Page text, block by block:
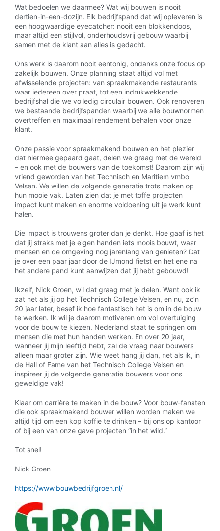
Wat bedoelen we daarmee? Wat wij bouwen is nooit
dertien-in-een-dozijn. Elk bedrijfspand dat wij opleveren is
een hoogwaardige eyecatcher: nooit een blokkendoos,
maar altijd een stijlvol, onderhoudsvrij gebouw waarbij
samen met de klant aan alles is gedacht.
Ons werk is daarom nooit eentonig, ondanks onze focus op
zakelijk bouwen. Onze planning staat altijd vol met
afwisselende projecten: van spraakmakende restaurants
waar iedereen over praat, tot een indrukwekkende
bedrijfshal die we volledig circulair bouwen. Ook renoveren
we bestaande bedrijfspanden waarbij we alle bouwnormen
overtreffen en maximaal rendement behalen voor onze
klant.
Onze passie voor spraakmakend bouwen en het plezier
dat hiermee gepaard gaat, delen we graag met de wereld
– en ook met de bouwers van de toekomst! Daarom zijn wij
vriend geworden van het Technisch en Maritiem vmbo
Velsen. We willen de volgende generatie trots maken op
hun mooie vak. Laten zien dat je met toffe projecten
impact kunt maken en enorme voldoening uit je werk kunt
halen.
Die impact is trouwens groter dan je denkt. Hoe gaaf is het
dat jij straks met je eigen handen iets moois bouwt, waar
mensen en de omgeving nog jarenlang van genieten? Dat
je over een paar jaar door de IJmond fietst en het ene na
het andere pand kunt aanwijzen dat jij hebt gebouwd!
Ikzelf, Nick Groen, wil dat graag met je delen. Want ook ik
zat net als jij op het Technisch College Velsen, en nu, zo’n
20 jaar later, besef ik hoe fantastisch het is om in de bouw
te werken. Ik wil je daarom motiveren om vol overtuiging
voor de bouw te kiezen. Nederland staat te springen om
mensen die met hun handen werken. En over 20 jaar,
wanneer jij mijn leeftijd hebt, zal de vraag naar bouwers
alleen maar groter zijn. Wie weet hang jij dan, net als ik, in
de Hall of Fame van het Technisch College Velsen en
inspireer jij de volgende generatie bouwers voor ons
geweldige vak!
Klaar om carrière te maken in de bouw? Voor bouw-fanaten
die ook spraakmakend bouwer willen worden maken we
altijd tijd om een kop koffie te drinken – bij ons op kantoor
of bij een van onze gave projecten “in het wild.”
Tot snel!
Nick Groen
https://www.bouwbedrijfgroen.nl/